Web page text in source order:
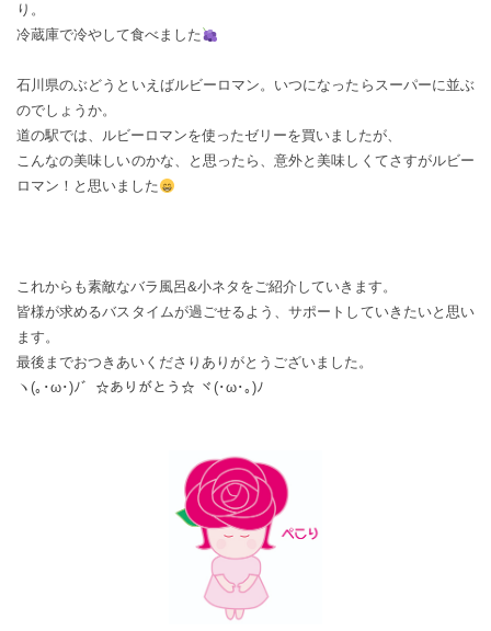
り。
冷蔵庫で冷やして食べました
石川県のぶどうといえばルビーロマン。いつになったらスーパーに並ぶ
のでしょうか。
道の駅では、ルビーロマンを使ったゼリーを買いましたが、
こんなの美味しいのかな、と思ったら、意外と美味しくてさすがルビー
ロマン！と思いました
これからも素敵なバラ風呂&小ネタをご紹介していきます。
皆様が求めるバスタイムが過ごせるよう、サポートしていきたいと思い
ます。
最後までおつきあいくださりありがとうございました。
ヽ(｡･ω･)ﾉ゛☆ありがとう☆ ヾ(･ω･｡)ﾉ